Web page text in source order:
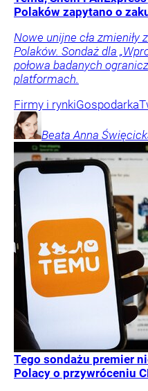
Polaków zapytano o
Nowe unijne cła zmieniły
Polaków. Sondaż dla
połowa badanych
platformach.
Firmy i rynkiGospodarka
Beata Anna
Tego sondażu premier
Polacy o przywróceniu